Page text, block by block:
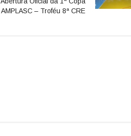
AMPLASC – Troféu 8ª CRE